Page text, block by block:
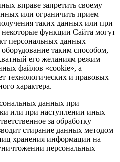
вправе запретить своему
или ограничить прием
таких данных или при
функции Сайта могут
персональных данных
оборудование таким способом,
его желаниям режим
файлов «cookie», а
технологических и правовых
характера.
данных при
или при наступлении иных
за обработку
стирание данных методом
хранения информации на
персональных